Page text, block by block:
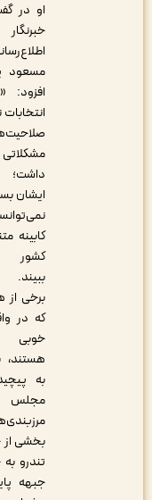
او در گفت‌وگو با
خبرنگار پایگاه
اطلاع‌رسانی دکتر
مسعود پزشکیان
افزود: «پس از
انتخابات نیز تأیید
صلاحیت‌ها
مشکلاتی در پی
داشت؛ دست
ایشان بسته بود و
نمی‌توانست
کابینه متناسب با
کشور تدارک
ببیند. انتخاب
برخی از همکاران،
که در واقع افراد
خوبی هم
هستند، با توجه
به پیچیدگی‌های
مجلس و
مرزبندی‌های
بخشی از جریانات
تندرو به خصوص
جبهه پایداری با